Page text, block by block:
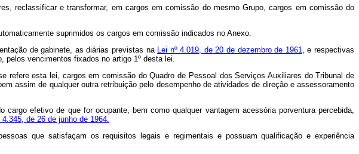
reclassificar e transformar, em cargos em comissão do mesmo Grupo, cargos em comissão do
suprimidos os cargos em comissão indicados no Anexo.
de gabinete, as diárias previstas na Lei nº 4.019, de 20 de dezembro de 1961, e respectivas
pelos vencimentos fixados no artigo 1º desta lei.
refere esta lei, cargos em comissão do Quadro de Pessoal dos Serviços Auxiliares do Tribunal de
assim de qualquer outra retribuição pelo desempenho de atividades de direção e assessoramento
efetivo de que for ocupante, bem como qualquer vantagem acessória porventura percebida,
de 26 de junho de 1964.
que satisfaçam os requisitos legais e regimentais e possuam qualificação e experiência